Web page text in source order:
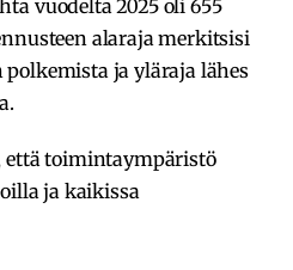
vuodelta 2025 oli 655
alaraja merkitsisi
ja yläraja lähes
toimintaympäristö
ja kaikissa